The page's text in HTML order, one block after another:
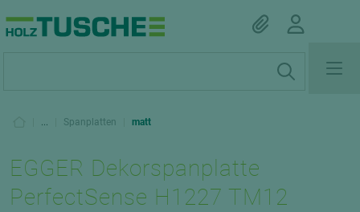
... Spanplatten matt
EGGER Dekorspanplatte
PerfectSense H1227 TM12